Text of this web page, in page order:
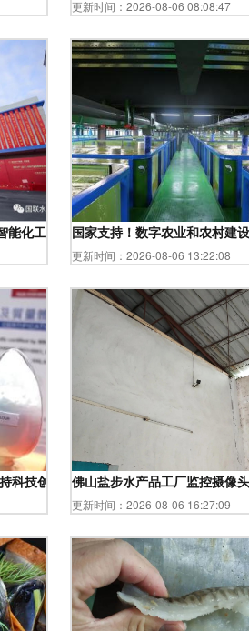
更新时间：2026-08-06 08:08:47
能化工厂启幕——水产业创变记
国家支持！数字农业和农村建
更新时间：2026-08-06 13:22:08
科技创新，水产品引领消费新趋势
佛山盐步水产品工厂监控摄像
更新时间：2026-08-06 16:27:09